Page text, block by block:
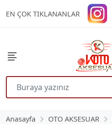
EN ÇOK TIKLANANLAR
Anasayfa OTO AKSESUAR